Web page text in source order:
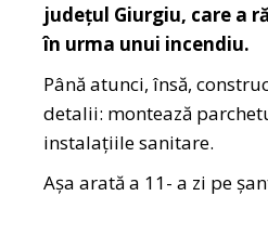
județul Giurgiu, care a
în urma unui incendiu.
Până atunci, însă,
detalii: montează
instalațiile sanitare.
Așa arată a 11- a zi pe